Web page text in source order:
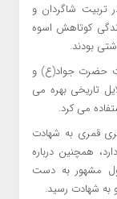
تربیت شاگردان و
کوتاهش اسوه
بودند.
حضرت جواد(ع) و
تاریخی بهره می
می کرد.
تاریخ‌نویسان، آن حضرت سال ۲۲۰ هجری قمری به شهادت
همچنین درباره
مشهور به دست
شهادت رسید.